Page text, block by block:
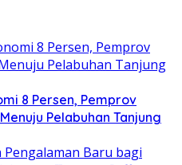
8 Persen, Pemprov
Pelabuhan Tanjung